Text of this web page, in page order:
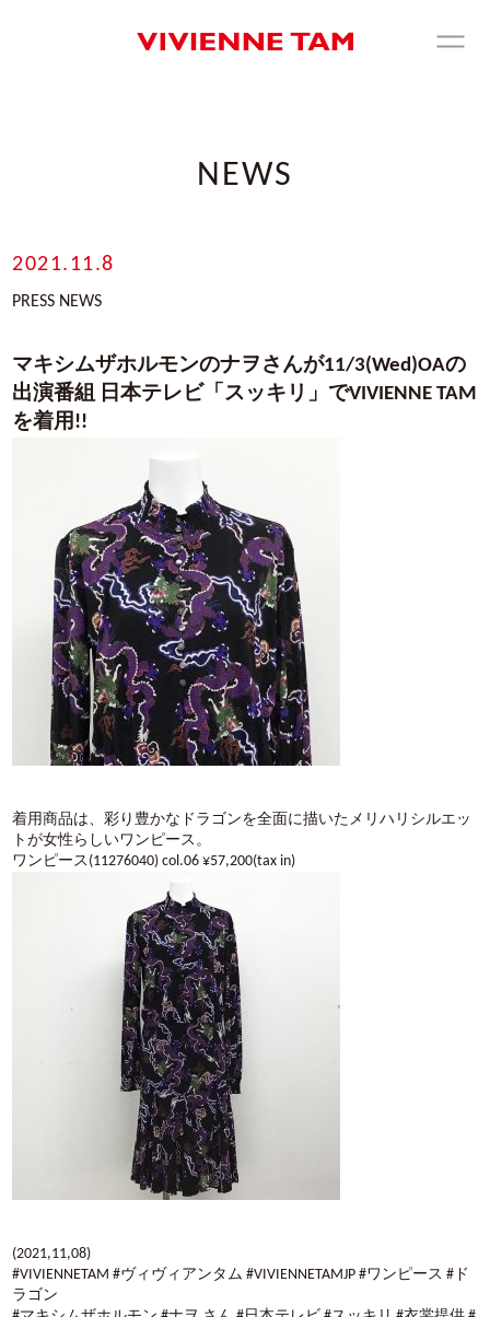
NEWS
2021.11.8
PRESS NEWS
マキシムザホルモンのナヲさんが11/3(Wed)OAの
出演番組 日本テレビ「スッキリ」でVIVIENNE TAM
を着用!!
着用商品は、彩り豊かなドラゴンを全面に描いたメリハリシルエッ
トが女性らしいワンピース。
ワンピース(11276040) col.06 ¥57,200(tax in)
(2021,11,08)
#VIVIENNETAM #ヴィヴィアンタム #VIVIENNETAMJP #ワンピース #ド
ラゴン